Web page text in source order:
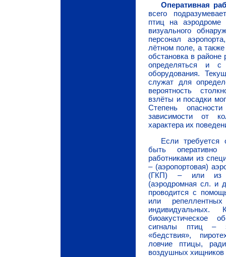
Оперативная
всего
птиц на
визуального
персонал
лётном поле, а
обстановка в
определяться и с
оборудования.
служат для
вероятность
взлёты и посадки
Степень
зависимости от
характера их
Если требуется
быть оперативно
работниками из
– (аэропортовая)
(ГКП) – или из
(аэродромная сл. и
проводится с
или
индивидуальных.
биоакустическое
сигналы птиц –
«бедствия»,
ловчие птицы,
воздушных хищников